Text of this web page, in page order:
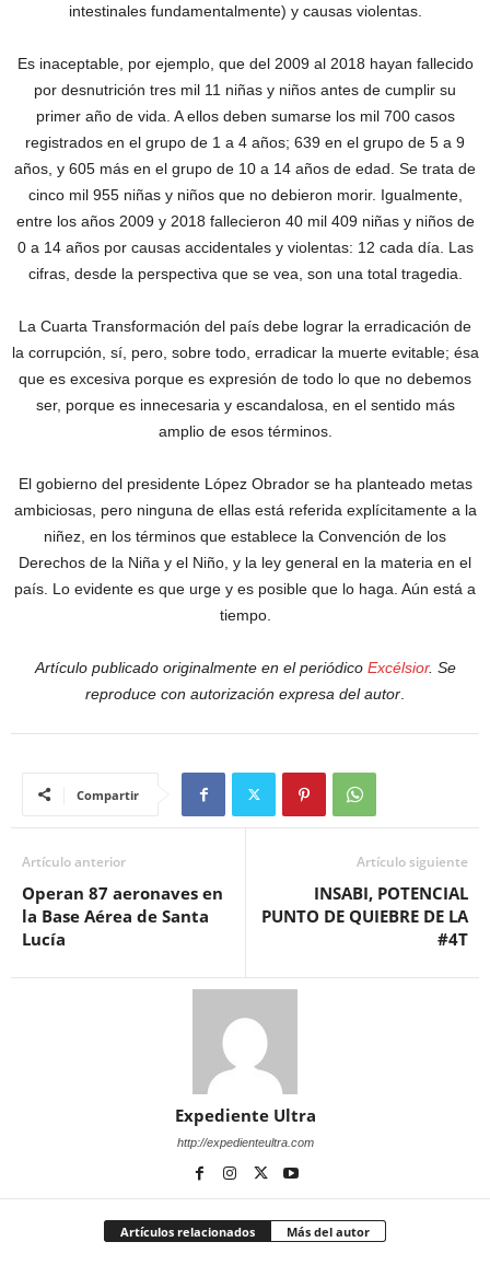
intestinales fundamentalmente) y causas violentas.
Es inaceptable, por ejemplo, que del 2009 al 2018 hayan fallecido
por desnutrición tres mil 11 niñas y niños antes de cumplir su
primer año de vida. A ellos deben sumarse los mil 700 casos
registrados en el grupo de 1 a 4 años; 639 en el grupo de 5 a 9
años, y 605 más en el grupo de 10 a 14 años de edad. Se trata de
cinco mil 955 niñas y niños que no debieron morir. Igualmente,
entre los años 2009 y 2018 fallecieron 40 mil 409 niñas y niños de
0 a 14 años por causas accidentales y violentas: 12 cada día. Las
cifras, desde la perspectiva que se vea, son una total tragedia.
La Cuarta Transformación del país debe lograr la erradicación de
la corrupción, sí, pero, sobre todo, erradicar la muerte evitable; ésa
que es excesiva porque es expresión de todo lo que no debemos
ser, porque es innecesaria y escandalosa, en el sentido más
amplio de esos términos.
El gobierno del presidente López Obrador se ha planteado metas
ambiciosas, pero ninguna de ellas está referida explícitamente a la
niñez, en los términos que establece la Convención de los
Derechos de la Niña y el Niño, y la ley general en la materia en el
país. Lo evidente es que urge y es posible que lo haga. Aún está a
tiempo.
Artículo publicado originalmente en el periódico Excélsior. Se
reproduce con autorización expresa del autor
Compartir
Artículo anterior
Operan 87 aeronaves en
la Base Aérea de Santa
Lucía
Artículo siguiente
INSABI, POTENCIAL
PUNTO DE QUIEBRE DE LA
#4T
Expediente Ultra
http://expedienteultra.com
Artículos relacionados Más del autor